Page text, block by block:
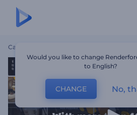
Casa
Would you like to change
to English?
CHANGE No,